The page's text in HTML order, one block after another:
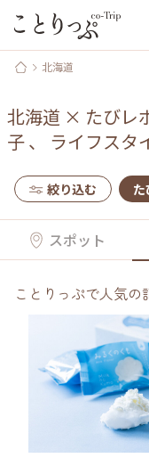
北海道
北海道 × たびレ
子、 ライフスタ
絞り込む た
スポット
ことりっぷで人気の